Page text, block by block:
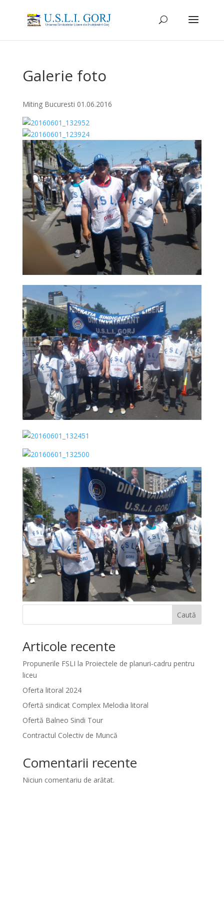
Galerie foto
Miting Bucuresti 01.06.2016
Caută
Articole recente
Propunerile FSLI la Proiectele de planuri-cadru pentru
liceu
Oferta litoral 2024
Ofertă sindicat Complex Melodia litoral
Ofertă Balneo Sindi Tour
Contractul Colectiv de Muncă
Comentarii recente
Niciun comentariu de arătat.